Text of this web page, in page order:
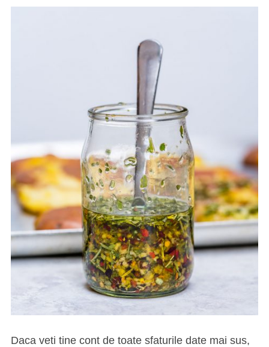
Daca veti tine cont de toate sfaturile date mai sus,
a